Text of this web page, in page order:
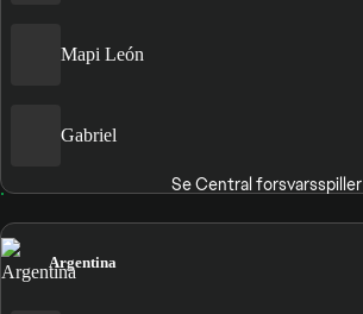
Mapi León
Gabriel
Se Central forsvarsspiller
Argentina